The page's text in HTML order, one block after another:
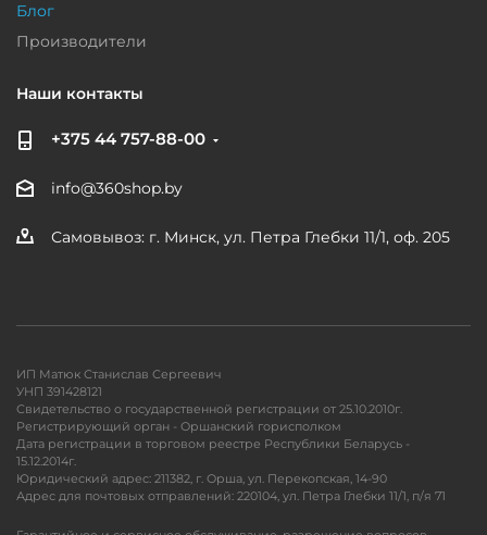
Блог
Производители
Наши контакты
+375 44 757-88-00
info@360shop.by
Самовывоз: г. Минск, ул. Петра Глебки 11/1, оф. 205
ИП Матюк Станислав Сергеевич
УНП 391428121
Свидетельство о государственной регистрации от 25.10.2010г.
Регистрирующий орган - Оршанский горисполком
Дата регистрации в торговом реестре Республики Беларусь -
15.12.2014г.
Юридический адрес: 211382, г. Орша, ул. Перекопская, 14-90
Адрес для почтовых отправлений: 220104, ул. Петра Глебки 11/1, п/я 71